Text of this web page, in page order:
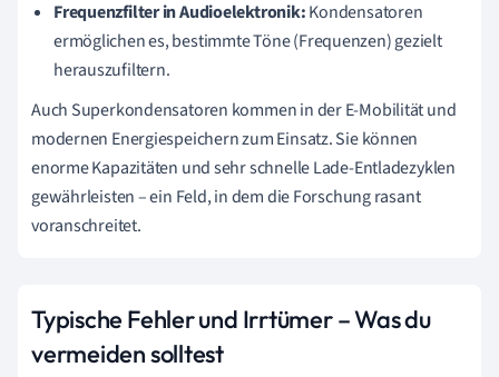
Frequenzfilter in Audioelektronik:Kondensatoren
ermöglichen es, bestimmte Töne (Frequenzen) gezielt
herauszufiltern.
Auch Superkondensatoren kommen in der E-Mobilität und
modernen Energiespeichern zum Einsatz. Sie können
enorme Kapazitäten und sehr schnelle Lade-Entladezyklen
gewährleisten – ein Feld, in dem die Forschung rasant
voranschreitet.
Typische Fehler und Irrtümer – Was du
vermeiden solltest